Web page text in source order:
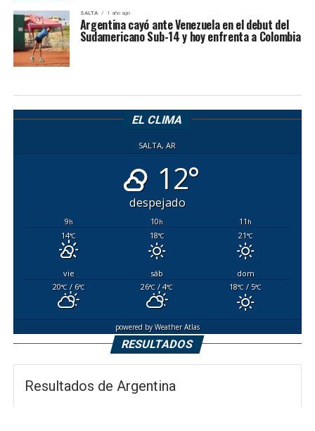
SALTA 1 año ago
Argentina cayó ante Venezuela en el debut del
Sudamericano Sub-14 y hoy enfrenta a Colombia
EL CLIMA
SALTA, AR
12°
despejado
9h 10h 11h
14°C 18°C 21°C
vie sáb
dom
20°C/ 6°C 26°C / 4°C 18°C / 5°C
powered byWeather Atlas
RESULTADOS
Resultados de Argentina